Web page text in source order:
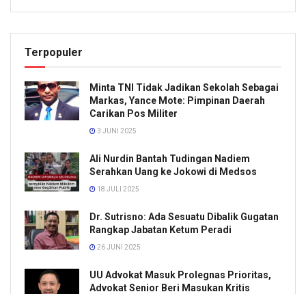
Terpopuler
Minta TNI Tidak Jadikan Sekolah Sebagai
Markas, Yance Mote: Pimpinan Daerah
Carikan Pos Militer
3 JUNI 2025
Ali Nurdin Bantah Tudingan Nadiem
Serahkan Uang ke Jokowi di Medsos
18 JULI 2025
Dr. Sutrisno: Ada Sesuatu Dibalik Gugatan
Rangkap Jabatan Ketum Peradi
26 JUNI 2025
UU Advokat Masuk Prolegnas Prioritas,
Advokat Senior Beri Masukan Kritis